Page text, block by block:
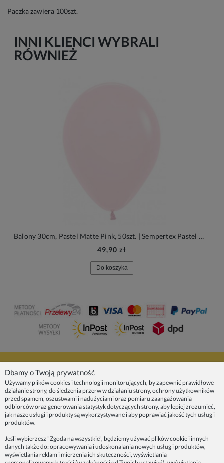
Paczka zawiera 100szt.
INNI KLIENCI WYBRALI
RÓWNIEŻ
Balony 30cm, Pastel Matte Pink, 50szt. | Sempertex Pastel Matte
49,90 zł
Do koszyka
INFORMACJE
ZAINSPIRUJ SIĘ!
Dane firmy:
Dbamy o Twoją prywatność
Używamy plików cookies i technologii monitorujących, by zapewnić prawidłowe
działanie strony, do śledzenia przerw w działaniu strony, ochrony użytkowników
przed spamem, oszustwami i nadużyciami oraz pomiaru zaangażowania
odbiorców oraz generowania statystyk dotyczących strony, aby lepiej zrozumieć,
jak nasze usługi i produkty są wykorzystywane i aby poprawiać jakość tych usług i
produktów.
Jeśli wybierzesz "Zgoda na wszystkie", będziemy używać plików cookie i innych
danych także do: opracowywania i udoskonalania nowych usług i produktów,
wyświetlania reklam i mierzenia ich skuteczności, wyświetlania